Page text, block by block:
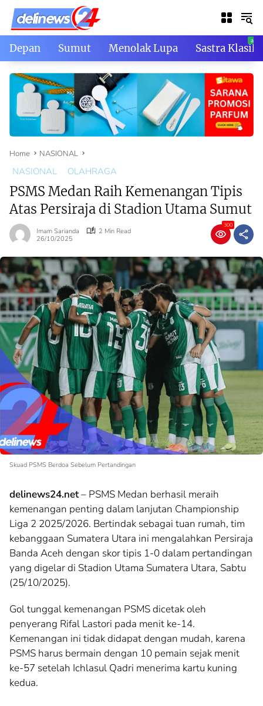
Skip
content
Depan Sumut Menolak Lupa Sastra Klasik
Home NASIONAL
NASIONAL OLAHRAGA
PSMS Medan Raih Kemenangan Tipis
Atas Persiraja di Stadion Utama Sumut
Imam Sarianda
2 Min Read
26/10/2025
300
Skuad PSMS Berdoa Sebelum Pertandingan
delinews24.net– PSMS Medan berhasil meraih
kemenangan penting dalam lanjutan Championship
Liga 2 2025/2026. Bertindak sebagai tuan rumah, tim
kebanggaan Sumatera Utara ini mengalahkan Persiraja
Banda Aceh dengan skor tipis 1-0 dalam pertandingan
yang digelar di Stadion Utama Sumatera Utara, Sabtu
(25/10/2025).
Gol tunggal kemenangan PSMS dicetak oleh
penyerang Rifal Lastori pada menit ke-14.
Kemenangan ini tidak didapat dengan mudah, karena
PSMS harus bermain dengan 10 pemain sejak menit
ke-57 setelah Ichlasul Qadri menerima kartu kuning
kedua.